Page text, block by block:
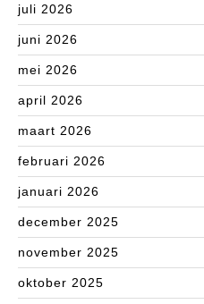
juli 2026
juni 2026
mei 2026
april 2026
maart 2026
februari 2026
januari 2026
december 2025
november 2025
oktober 2025